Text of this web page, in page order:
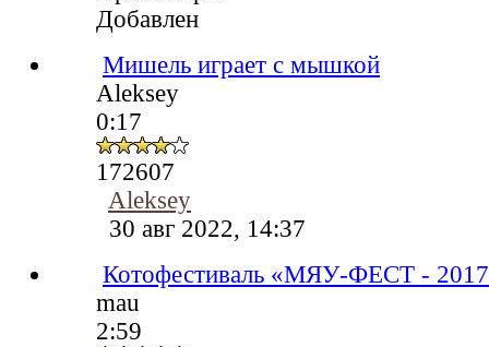
Добавлен
Мишель играет с мышкой
Aleksey
0:17
172607
Aleksey
30 авг 2022, 14:37
Котофестиваль «МЯУ-ФЕСТ -
mau
2:59